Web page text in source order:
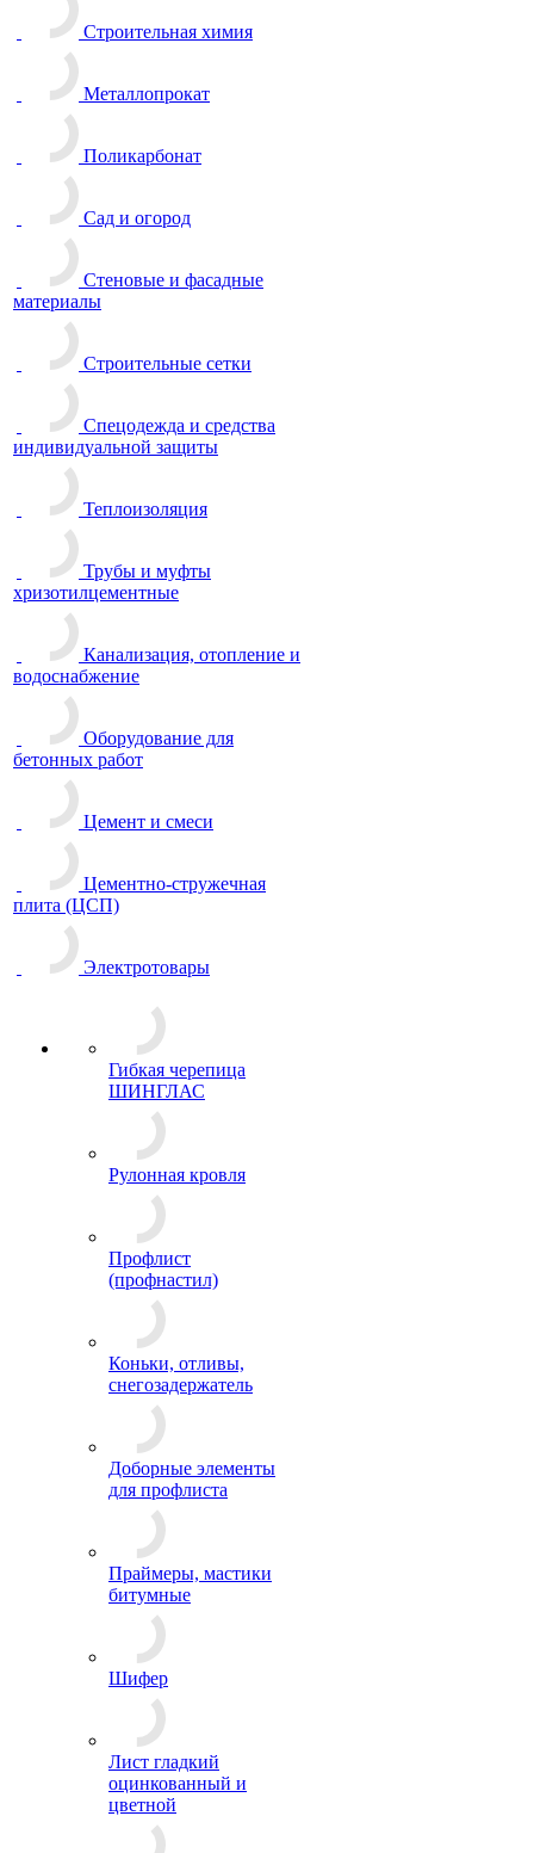
Строительная химия
Металлопрокат
Поликарбонат
Сад и огород
Стеновые и фасадные
материалы
Строительные сетки
Спецодежда и средства
индивидуальной защиты
Теплоизоляция
Трубы и муфты
хризотилцементные
Канализация, отопление и
водоснабжение
Оборудование для
бетонных работ
Цемент и смеси
Цементно-стружечная
плита (ЦСП)
Электротовары
Гибкая черепица
ШИНГЛАС
Рулонная кровля
Профлист
(профнастил)
Коньки, отливы,
снегозадержатель
Доборные элементы
для профлиста
Праймеры, мастики
битумные
Шифер
Лист гладкий
оцинкованный и
цветной